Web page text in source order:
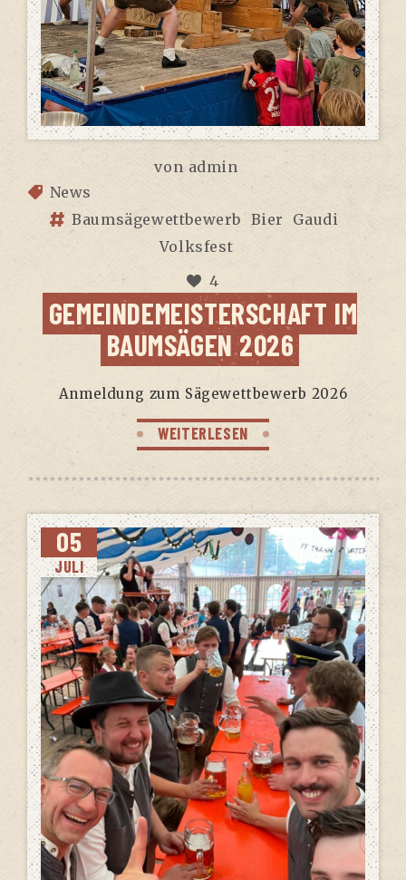
von admin
News
Baumsägewettbewerb Bier
Gaudi
Volksfest
4
GEMEIN­DE­MEIS­TER­SCHAFT IM
BAUM­SÄ­GEN 2026
Anmel­dung zum Säge­wett­be­werb 2026
WEITERLESEN
05
JULI